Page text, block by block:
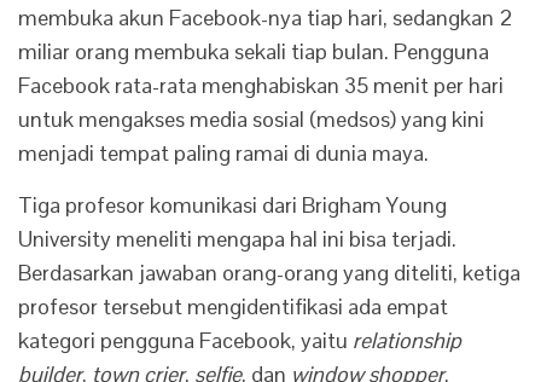
membuka akun Facebook-nya tiap hari, sedangkan 2
miliar orang membuka sekali tiap bulan. Pengguna
Facebook rata-rata menghabiskan 35 menit per hari
untuk mengakses media sosial (medsos) yang kini
menjadi tempat paling ramai di dunia maya.
Tiga profesor komunikasi dari Brigham Young
University meneliti mengapa hal ini bisa terjadi.
Berdasarkan jawaban orang-orang yang diteliti, ketiga
profesor tersebut mengidentifikasi ada empat
kategori pengguna Facebook, yaitu relationship
builder, town crier, selfie, dan window shopper.